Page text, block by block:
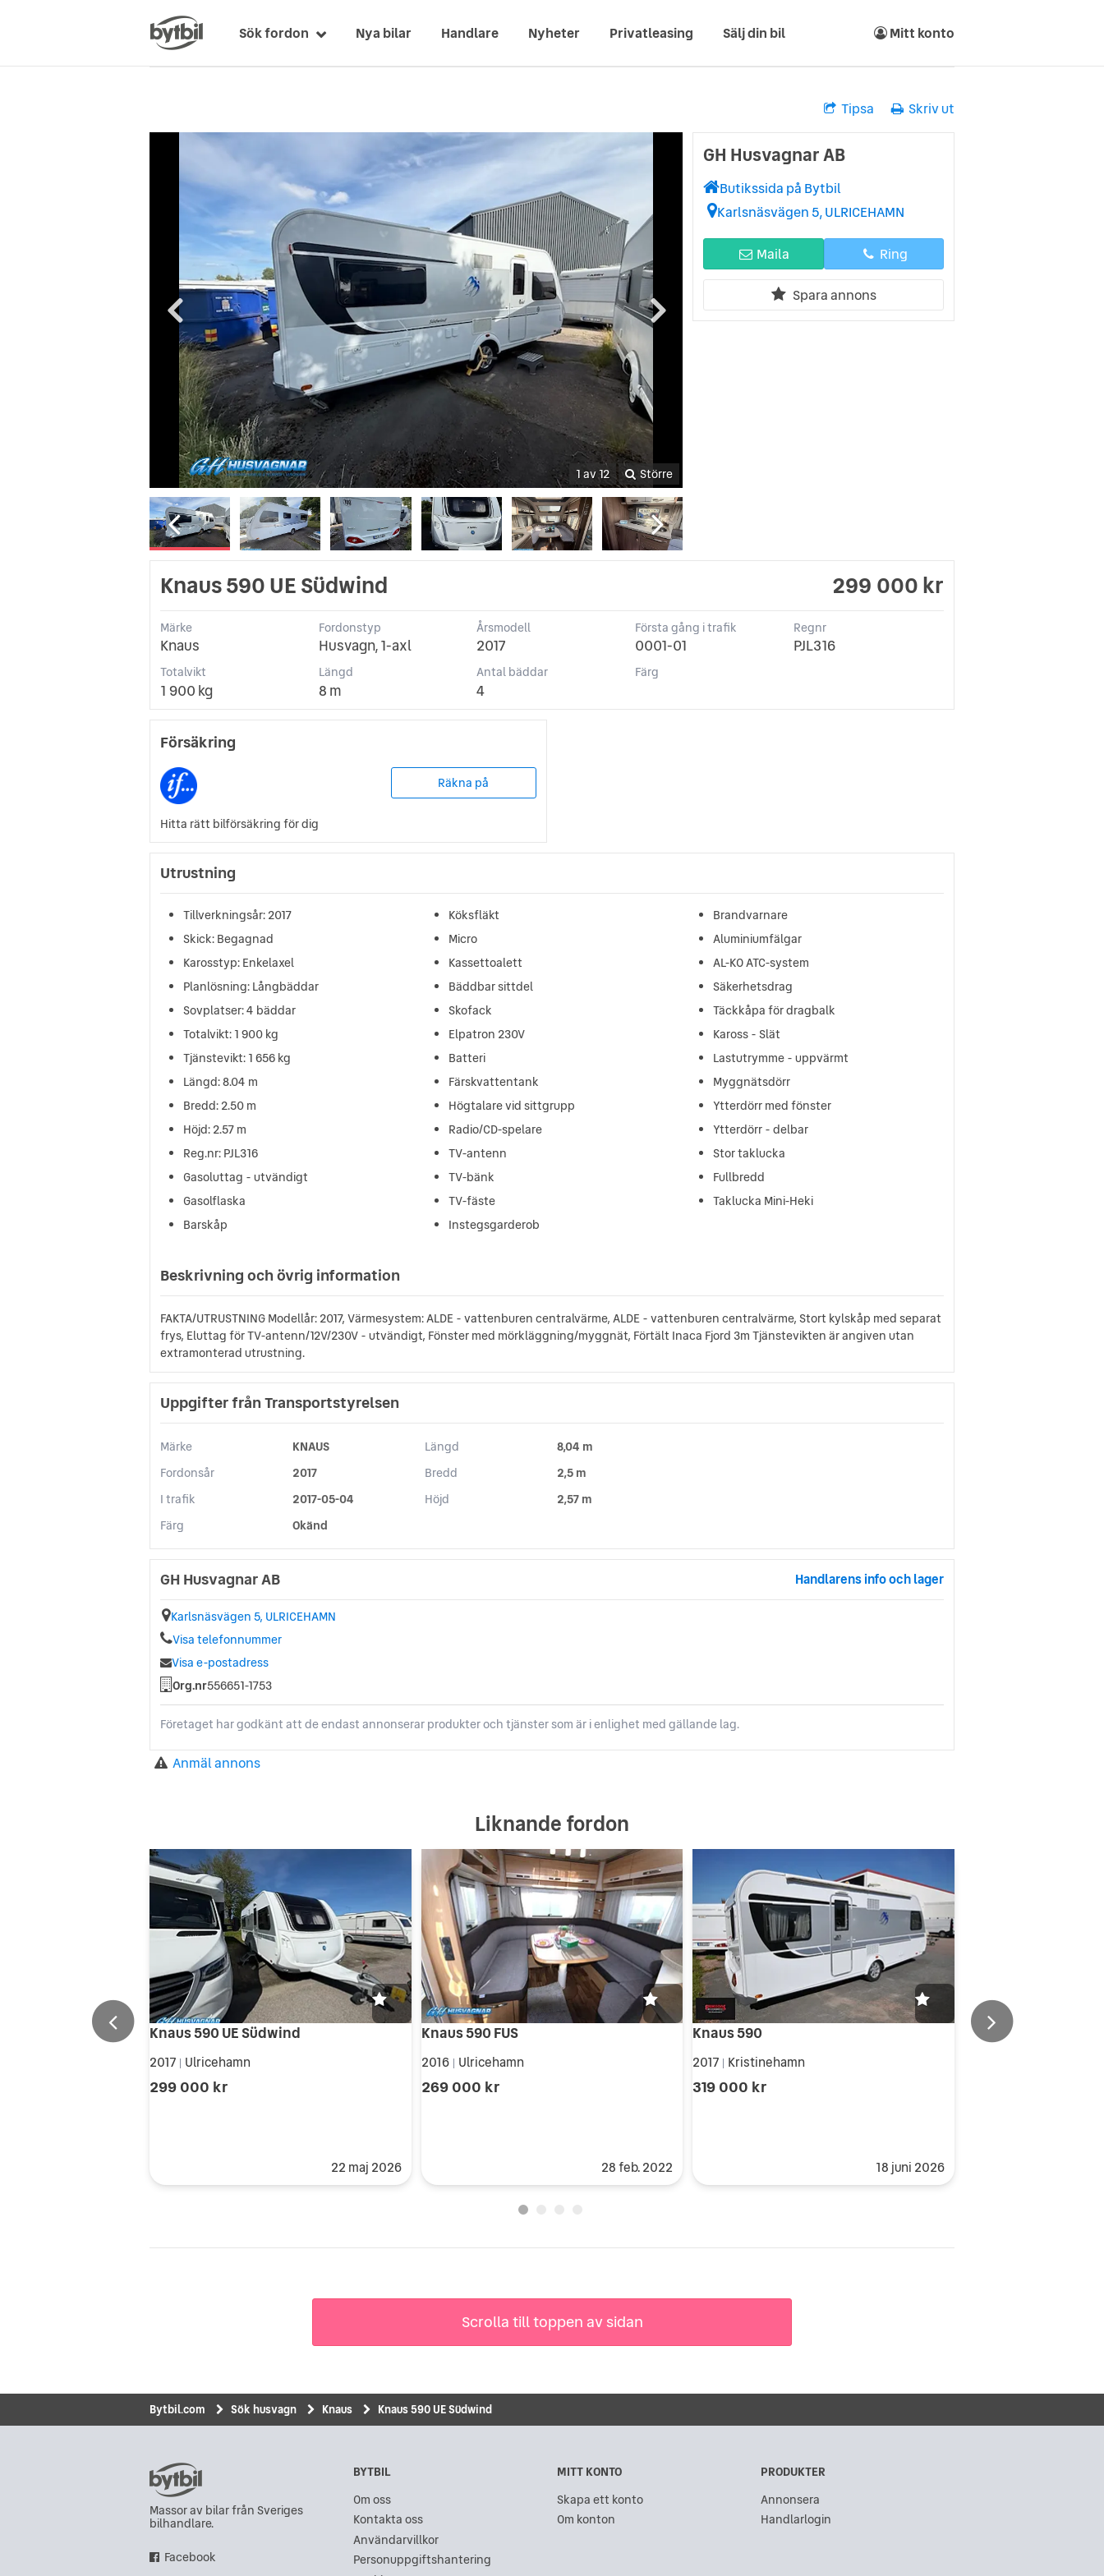
Sök fordon Nya bilar Handlare Nyheter Privatleasing Sälj din bil Mitt konto
Tipsa Skriv ut
1 av 12 Större
GH Husvagnar AB
Butikssida på Bytbil
Karlsnäsvägen 5, ULRICEHAMN
Maila Ring
Spara annons
Knaus 590 UE Südwind 299 000 kr
Märke
Knaus
Fordonstyp
Husvagn, 1-axl
Årsmodell
2017
Första gång i trafik
0001-01
Regnr
PJL316
Totalvikt
1 900 kg
Längd
8 m
Antal bäddar
4
Färg
Försäkring
Räkna på
Hitta rätt bilförsäkring för dig
Utrustning
Tillverkningsår: 2017
Skick: Begagnad
Karosstyp: Enkelaxel
Planlösning: Långbäddar
Sovplatser: 4 bäddar
Totalvikt: 1 900 kg
Tjänstevikt: 1 656 kg
Längd: 8.04 m
Bredd: 2.50 m
Höjd: 2.57 m
Reg.nr: PJL316
Gasoluttag - utvändigt
Gasolflaska
Barskåp
Köksfläkt
Micro
Kassettoalett
Bäddbar sittdel
Skofack
Elpatron 230V
Batteri
Färskvattentank
Högtalare vid sittgrupp
Radio/CD-spelare
TV-antenn
TV-bänk
TV-fäste
Instegsgarderob
Brandvarnare
Aluminiumfälgar
AL-KO ATC-system
Säkerhetsdrag
Täckkåpa för dragbalk
Kaross - Slät
Lastutrymme - uppvärmt
Myggnätsdörr
Ytterdörr med fönster
Ytterdörr - delbar
Stor taklucka
Fullbredd
Taklucka Mini-Heki
Beskrivning och övrig information
FAKTA/UTRUSTNING Modellår: 2017, Värmesystem: ALDE - vattenburen centralvärme, ALDE - vattenburen centralvärme, Stort kylskåp med separat
frys, Eluttag för TV-antenn/12V/230V - utvändigt, Fönster med mörkläggning/myggnät, Förtält Inaca Fjord 3m Tjänstevikten är angiven utan
extramonterad utrustning.
Uppgifter från Transportstyrelsen
Märke
KNAUS
Fordonsår
2017
I trafik
2017-05-04
Färg
Okänd
Längd
8,04 m
Bredd
2,5 m
Höjd
2,57 m
GH Husvagnar AB Handlarens info och lager
Karlsnäsvägen 5, ULRICEHAMN
Visa telefonnummer
Visa e-postadress
Org.nr556651-1753
Företaget har godkänt att de endast annonserar produkter och tjänster som är i enlighet med gällande lag.
Anmäl annons
Liknande fordon
Knaus 590 UE Südwind
2017 Ulricehamn
299 000 kr
22 maj 2026
Knaus 590 FUS
2016 | Ulricehamn
269 000 kr
28 feb. 2022
Knaus 590
2017 Kristinehamn
319 000 kr
18 juni 2026
Scrolla till toppen av sidan
Bytbil.com Sök husvagn Knaus Knaus 590 UE Südwind
Massor av bilar från Sveriges
bilhandlare.
Facebook
BYTBIL
Om oss
Kontakta oss
Användarvillkor
Personuppgiftshantering
MITT KONTO
Skapa ett konto
Om konton
PRODUKTER
Annonsera
Handlarlogin